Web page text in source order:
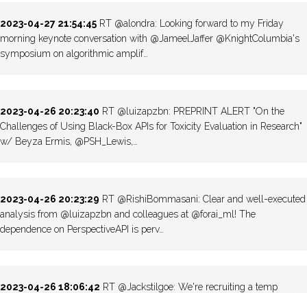
2023-04-27 21:54:45 RT @alondra: Looking forward to my Friday
morning keynote conversation with @JameelJaffer @KnightColumbia's
symposium on algorithmic amplif…
2023-04-26 20:23:40 RT @luizapzbn: PREPRINT ALERT "On the
Challenges of Using Black-Box APIs for Toxicity Evaluation in Research"
w/ Beyza Ermis, @PSH_Lewis,…
2023-04-26 20:23:29 RT @RishiBommasani: Clear and well-executed
analysis from @luizapzbn and colleagues at @forai_ml! The
dependence on PerspectiveAPI is perv…
2023-04-26 18:06:42 RT @Jackstilgoe: We're recruiting a temp